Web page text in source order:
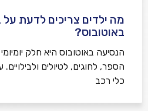
מה ילדים צריכים לדעת על
באוטובוס?
הנסיעה באוטובוס היא חלק
הספר, לחוגים, לטיולים
כלי רכב